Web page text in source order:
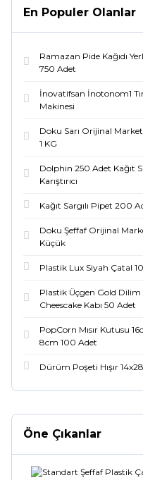
En Populer Olanlar
Ramazan Pide Kağıdı
750 Adet
İnovatifsan İnotonom1
Makinesi
Doku Sarı Orijinal
1 KG
Dolphin 250 Adet Kağıt
Karıştırıcı
Kağıt Sargılı Pipet 200
Doku Şeffaf Orijinal
Küçük
Plastik Lux Siyah Çatal
Plastik Üçgen Gold Dilim
Cheescake Kabı 50 Adet
PopCorn Mısır Kutusu
8cm 100 Adet
Dürüm Poşeti Hışır
Öne Çıkanlar